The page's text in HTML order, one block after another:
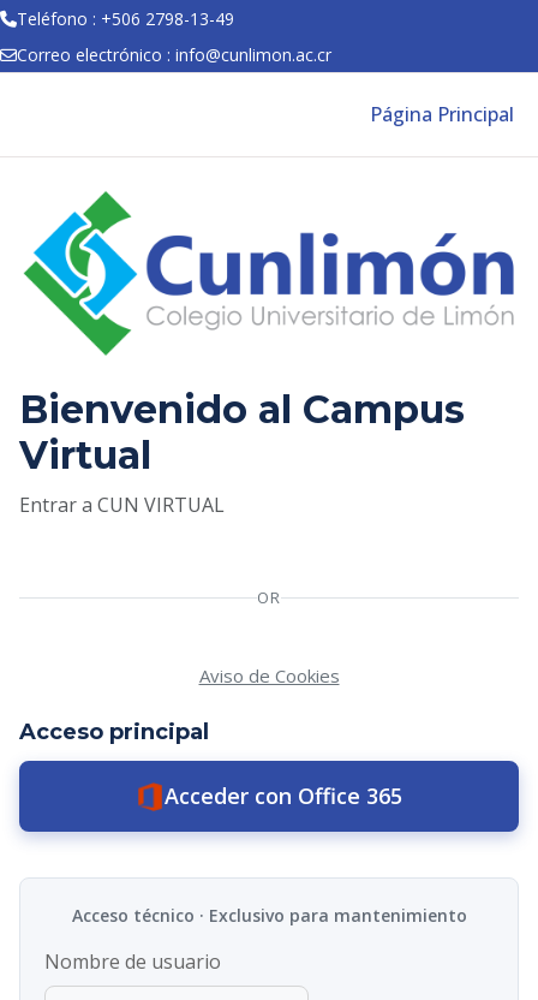
Teléfono : +506 2798-13-49
Correo electrónico : info@cunlimon.ac.cr
Página Principal
Entrar a CUN VIRTUAL
Nombre de usuario
OR
Acceder con Office 365
Aviso de Cookies